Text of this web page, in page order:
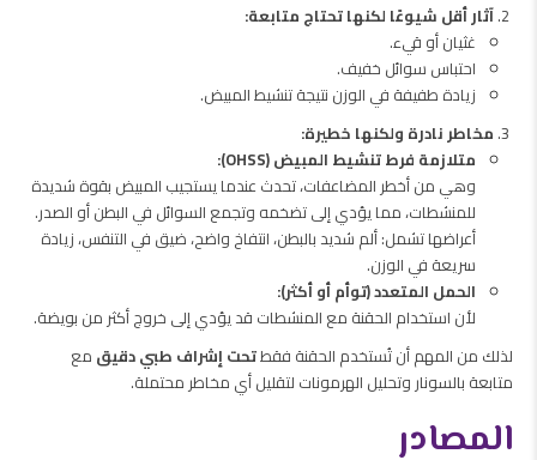
آثار أقل شيوعًا لكنها تحتاج متابعة:
غثيان أو قيء.
احتباس سوائل خفيف.
زيادة طفيفة في الوزن نتيجة تنشيط المبيض.
مخاطر نادرة ولكنها خطيرة:
متلازمة فرط تنشيط المبيض (OHSS):
وهي من أخطر المضاعفات، تحدث عندما يستجيب المبيض بقوة شديدة
للمنشطات، مما يؤدي إلى تضخمه وتجمع السوائل في البطن أو الصدر.
أعراضها تشمل: ألم شديد بالبطن، انتفاخ واضح، ضيق في التنفس، زيادة
سريعة في الوزن.
الحمل المتعدد (توأم أو أكثر):
لأن استخدام الحقنة مع المنشطات قد يؤدي إلى خروج أكثر من بويضة.
لذلك من المهم أن تُستخدم الحقنة فقطتحت إشراف طبي دقيق مع
متابعة بالسونار وتحليل الهرمونات لتقليل أي مخاطر محتملة.
المصادر